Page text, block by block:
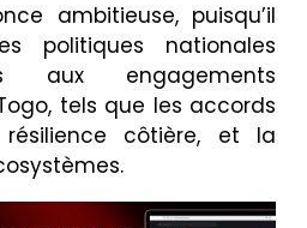
ambitieuse, puisqu’il
politiques nationales
aux engagements
tels que les accords
côtière, et la